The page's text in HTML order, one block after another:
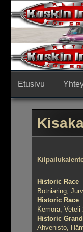
to
content
Etusivu
Historic Race
Botniaring,
Historic Race
Kemora, Veteli
Historic
Ahvenisto,